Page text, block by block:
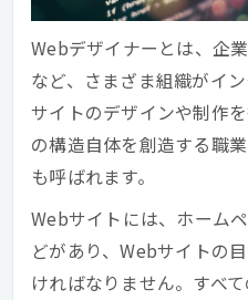
Webデザイナーとは、企
など、さまざま組織がイ
サイトのデザインや制作
の構造自体を創造する職
も呼ばれます。
Webサイトには、ホーム
どがあり、Webサイトの
ければなりません。すべ